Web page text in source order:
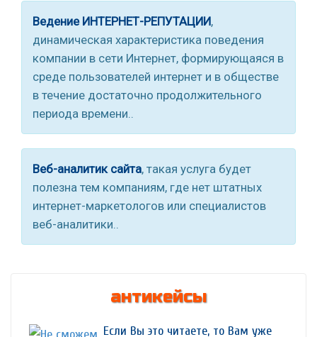
Ведение ИНТЕРНЕТ-РЕПУТАЦИИ,
динамическая характеристика поведения
компании в сети Интернет, формирующаяся в
среде пользователей интернет и в обществе
в течение достаточно продолжительного
периода времени..
Веб-аналитик сайта, такая услуга будет
полезна тем компаниям, где нет штатных
интернет-маркетологов или специалистов
веб-аналитики..
антикейсы
Если Вы это читаете, то Вам уже